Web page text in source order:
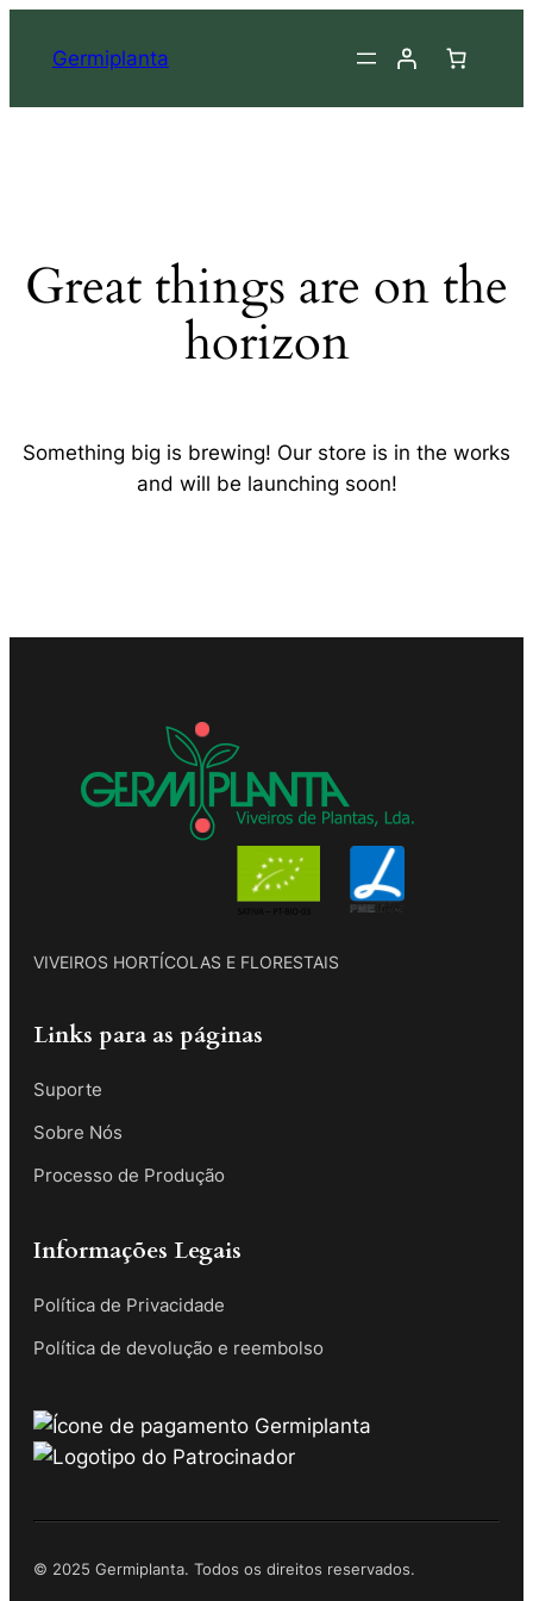
Germiplanta
Great things are on the
horizon
Something big is brewing! Our store is in the works
and will be launching soon!
VIVEIROS HORTÍCOLAS E FLORESTAIS
Links para as páginas
Suporte
Sobre Nós
Processo de Produção
Informações Legais
Política de Privacidade
Política de devolução e reembolso
© 2025 Germiplanta. Todos os direitos reservados.